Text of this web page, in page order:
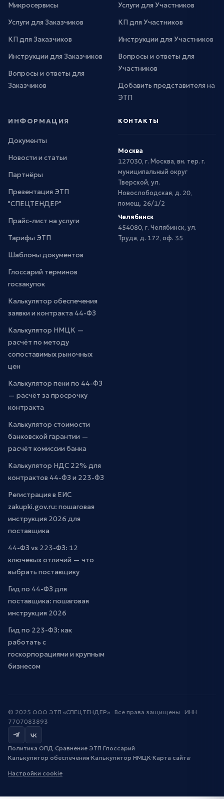
Микросервисы
Услуги для Заказчиков
КП для Заказчиков
Инструкции для Заказчиков
Вопросы и ответы для
Заказчиков
Услуги для Участников
КП для Участников
Инструкции для Участников
Вопросы и ответы для
Участников
Добавить представителя на
ЭТП
ИНФОРМАЦИЯ
Документы
Новости и статьи
Партнёры
Презентация ЭТП
"СПЕЦТЕНДЕР"
Прайс-лист на услуги
Тарифы ЭТП
Шаблоны документов
Глоссарий терминов
госзакупок
Калькулятор обеспечения
заявки и контракта 44-ФЗ
Калькулятор НМЦК —
расчёт по методу
сопоставимых рыночных
цен
Калькулятор пени по 44-ФЗ
— расчёт за просрочку
контракта
Калькулятор стоимости
банковской гарантии —
расчёт комиссии банка
Калькулятор НДС 22% для
контрактов 44-ФЗ и 223-ФЗ
Регистрация в ЕИС
zakupki.gov.ru: пошаговая
инструкция 2026 для
поставщика
44-ФЗ vs 223-ФЗ: 12
ключевых отличий — что
выбрать поставщику
Гид по 44-ФЗ для
поставщика: пошаговая
инструкция 2026
Гид по 223-ФЗ: как
работать с
госкорпорациями и крупным
бизнесом
КОНТАКТЫ
Москва
127030, г. Москва, вн. тер. г.
муниципальный округ
Тверской, ул.
Новослободская, д. 20,
помещ. 26/1/2
Челябинск
454080, г. Челябинск, ул.
Труда, д. 172, оф. 35
© 2025 ООО ЭТП «СПЕЦТЕНДЕР» · Все права защищены · ИНН
7707083893
Политика ОПД ·Сравнение ЭТП·Глоссарий·
Калькулятор обеспечения·Калькулятор НМЦК·Карта сайта·
Настройки cookie